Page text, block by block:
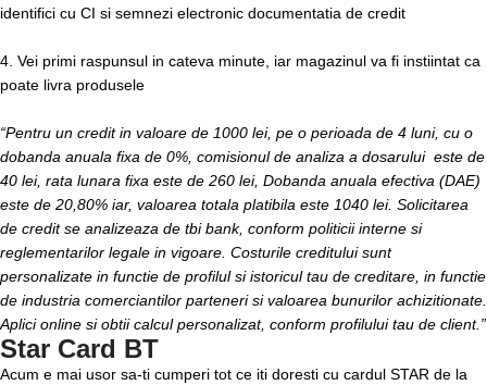
identifici cu CI si semnezi electronic documentatia de credit
4. Vei primi raspunsul in cateva minute, iar magazinul va fi instiintat ca
poate livra produsele
“Pentru un credit in valoare de 1000 lei, pe o perioada de 4 luni, cu o
dobanda anuala fixa de 0%, comisionul de analiza a dosarului este de
40 lei, rata lunara fixa este de 260 lei, Dobanda anuala efectiva (DAE)
este de 20,80% iar, valoarea totala platibila este 1040 lei. Solicitarea
de credit se analizeaza de tbi bank, conform politicii interne si
reglementarilor legale in vigoare. Costurile creditului sunt
personalizate in functie de profilul si istoricul tau de creditare, in functie
de industria comerciantilor parteneri si valoarea bunurilor achizitionate.
Aplici online si obtii calcul personalizat, conform profilului tau de client.”
Star Card BT
Acum e mai usor sa-ti cumperi tot ce iti doresti cu cardul STAR de la